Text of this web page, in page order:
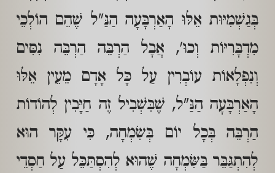
בְּגַשְׁמִיּוּת אֵלּוּ הָאַרְבָּעָה הַנַּ"ל שֶׁהֵם הוֹלְכֵי
מִדְבָּרִיּוֹת וְכוּ', אֲבָל הַרְבֵּה הַרְבֵּה נִסִּים
וְנִפְלָאוֹת עוֹבְרִין עַל כָּל אָדָם מֵעֵין אֵלּוּ
הָאַרְבָּעָה הַנַּ"ל, שֶׁבִּשְׁבִיל זֶה חַיָּבִין לְהוֹדוֹת
הַרְבֵּה בְּכָל יוֹם בְּשִׂמְחָה, כִּי עִקָּר הוּא
לְהִתְגַּבֵּר בַּשִּׂמְחָה שֶׁהוּא לְהִסְתַּכֵּל עַל חַסְדֵי